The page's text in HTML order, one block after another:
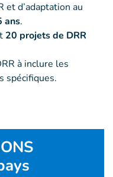
d’adaptation au
ans.
20 projets de DRR
à inclure les
spécifiques.